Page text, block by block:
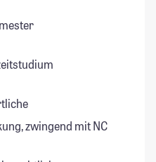
zwingend mit NC